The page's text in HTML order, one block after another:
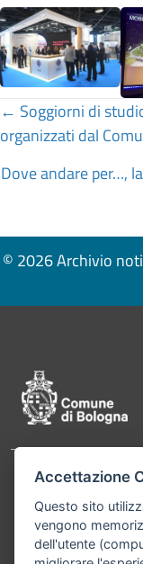
Posts
← Soggiorni di
organizzati dal
Dove andare per…,
© 2026 Archivio
Contatti
Bologna P.Iva
02008 02435
Accettazione
Questo sito
vengono
dell'utente